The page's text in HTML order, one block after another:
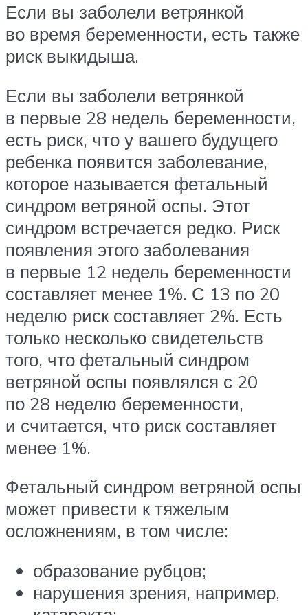
Если вы заболели ветрянкой
во время беременности, есть также
риск выкидыша.
Если вы заболели ветрянкой
в первые 28 недель беременности,
есть риск, что у вашего будущего
ребенка появится заболевание,
которое называется фетальный
синдром ветряной оспы. Этот
синдром встречается редко. Риск
появления этого заболевания
в первые 12 недель беременности
составляет менее 1%. С 13 по 20
неделю риск составляет 2%. Есть
только несколько свидетельств
того, что фетальный синдром
ветряной оспы появлялся с 20
по 28 неделю беременности,
и считается, что риск составляет
менее 1%.
Фетальный синдром ветряной оспы
может привести к тяжелым
осложнениям, в том числе:
образование рубцов;
нарушения зрения, например,